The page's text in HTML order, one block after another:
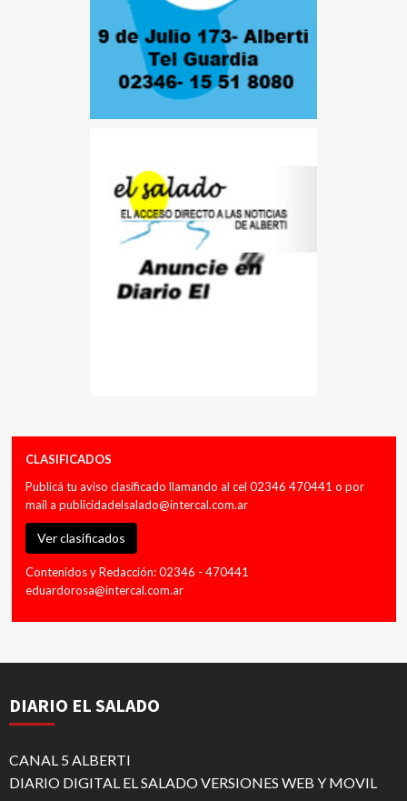
CLASIFICADOS
Publicá tu aviso clasificado llamando al cel 02346 470441 o por
mail a publicidadelsalado@intercal.com.ar
Ver clasificados
Contenidos y Redacción: 02346 - 470441
eduardorosa@intercal.com.ar
DIARIO EL SALADO
CANAL 5 ALBERTI
DIARIO DIGITAL EL SALADO VERSIONES WEB Y MOVIL